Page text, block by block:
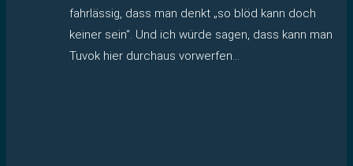
fahrlässig, dass man denkt „so blöd kann doch
keiner sein“. Und ich würde sagen, dass kann man
Tuvok hier durchaus vorwerfen…